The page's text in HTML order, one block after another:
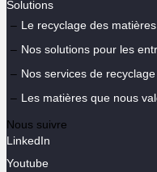
Solutions
Le recyclage des matières
Nos solutions pour les
Nos services de
Les matières que nous
Nous suivre
LinkedIn
Youtube